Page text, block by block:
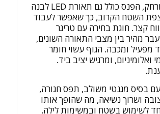
לצד קרן המרחק, הפנס כולל גם תאורת LED לבנה
השטח הקרוב, כך שאפשר לעבוד
קצר. חוגת בחירה עם טריגר
מהיר בין מצבי התאורה השונים,
מפעיל ומכבה. הגוף עשוי חומר
ואלומיניום, ומרגיש יציב ביד.
בסיס מגנטי משולב, תפס חגורה,
ושרוך נשיאה, מה שהופך אותו
לשימוש בשטח ובמשימות לילה.